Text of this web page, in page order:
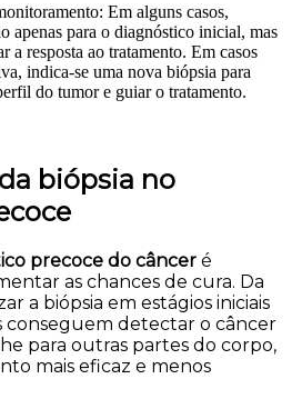
Em alguns casos,
apenas para o diagnóstico inicial, mas
a resposta ao tratamento. Em casos
indica-se uma nova biópsia para
do tumor e guiar o tratamento.
biópsia no
precoce do câncer é
as chances de cura. Da
a biópsia em estágios iniciais
conseguem detectar o câncer
para outras partes do corpo,
mais eficaz e menos